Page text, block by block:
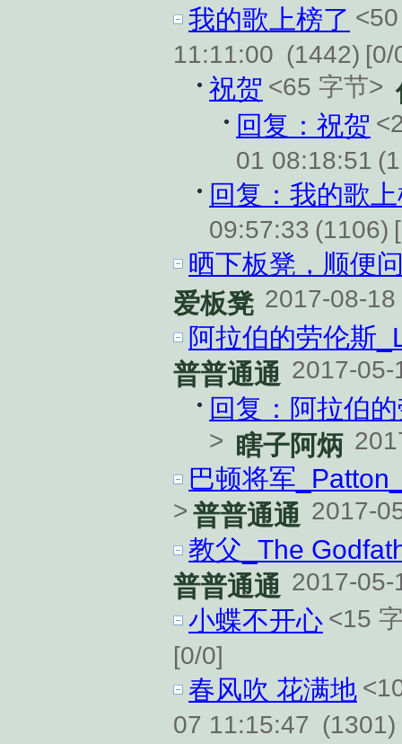
我的歌上榜了
11:11:00 (1442) [0/
祝贺 <65 字节>
回复：祝贺
01 08:18:51
回复：我的歌
09:57:33 (1106)
晒下板凳，顺便
爱板凳 2017-08-
阿拉伯的劳伦斯
普普通通 2017-
回复：阿拉伯
> 瞎子阿炳
巴顿将军
> 普普通通 2017-
教父_The
普普通通 2017-
小蝶不开心 <15
[0/0]
春风吹 花满地
07 11:15:47 (1301)